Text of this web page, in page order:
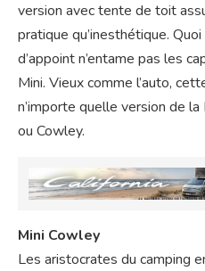
version avec tente de toit
pratique qu’inesthétique.
d’appoint n’entame pas les
Mini. Vieux comme l’auto,
n’importe quelle version de la
ou Cowley.
Mini Cowley
Les aristocrates du camping